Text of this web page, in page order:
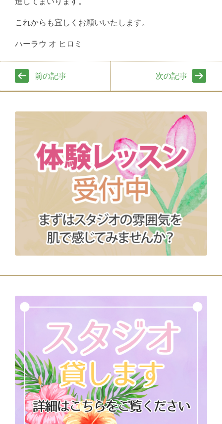
これからも宜しくお願いいたします。
ハーラウ オ ヒロミ
前の記事 次の記事